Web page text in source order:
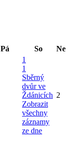
Pá So Ne
1
1
Sběrný
dvůr ve
Ždánicích
Zobrazit
všechny
záznamy
ze dne
2